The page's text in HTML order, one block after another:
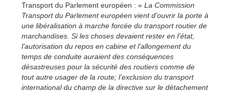
Transport du Parlement européen : « La Commission
Transport du Parlement européen vient d’ouvrir la porte à
une libéralisation à marche forcée du transport routier de
marchandises. Si les choses devaient rester en l’état,
l’autorisation du repos en cabine et l’allongement du
temps de conduite auraient des conséquences
désastreuses pour la sécurité des routiers comme de
tout autre usager de la route; l’exclusion du transport
international du champ de la directive sur le détachement